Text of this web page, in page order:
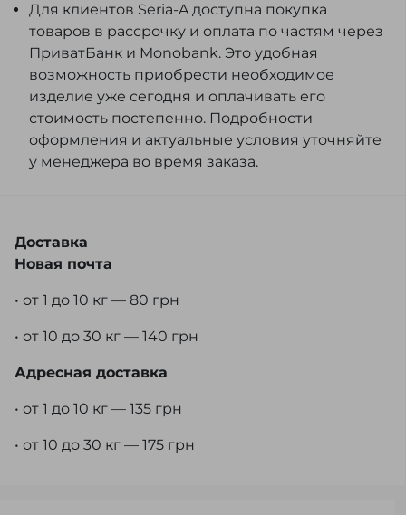
Для клиентов Seria-A доступна покупка
товаров в рассрочку и оплата по частям через
ПриватБанк и Monobank. Это удобная
возможность приобрести необходимое
изделие уже сегодня и оплачивать его
стоимость постепенно. Подробности
оформления и актуальные условия уточняйте
у менеджера во время заказа.
Доставка
Новая почта
• от 1 до 10 кг — 80 грн
• от 10 до 30 кг — 140 грн
Адресная доставка
• от 1 до 10 кг — 135 грн
• от 10 до 30 кг — 175 грн